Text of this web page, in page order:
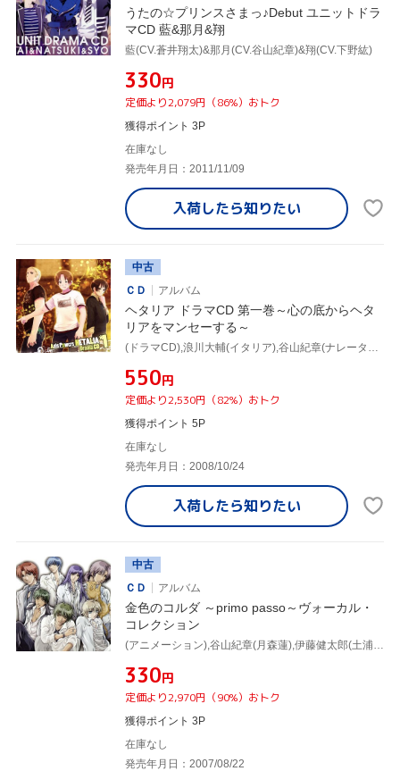
うたの☆プリンスさまっ♪Debut ユニットドラ
マCD 藍&那月&翔
藍(CV.蒼井翔太)&那月(CV.谷山紀章)&翔(CV.下野紘)
¥330円
定価より2,079円（86%）おトク
獲得ポイント 3P
在庫なし
発売年月日：2011/11/09
入荷したら知りたい
中古
ＣＤ
アルバム
ヘタリア ドラマCD 第一巻～心の底からヘタ
リアをマンセーする～
¥550円
定価より2,530円（82%）おトク
獲得ポイント 5P
在庫なし
発売年月日：2008/10/24
入荷したら知りたい
中古
ＣＤ
アルバム
金色のコルダ ～primo passo～ヴォーカル・
コレクション
(アニメーション),谷山紀章(月森蓮),伊藤健太郎(土浦梁太郎),福山潤(志水桂一),森田成一(火原和樹),岸尾だいすけ(柚木梓馬),石川英郎(金澤紘人),小西克幸(王崎信武)
¥330円
定価より2,970円（90%）おトク
獲得ポイント 3P
在庫なし
発売年月日：2007/08/22